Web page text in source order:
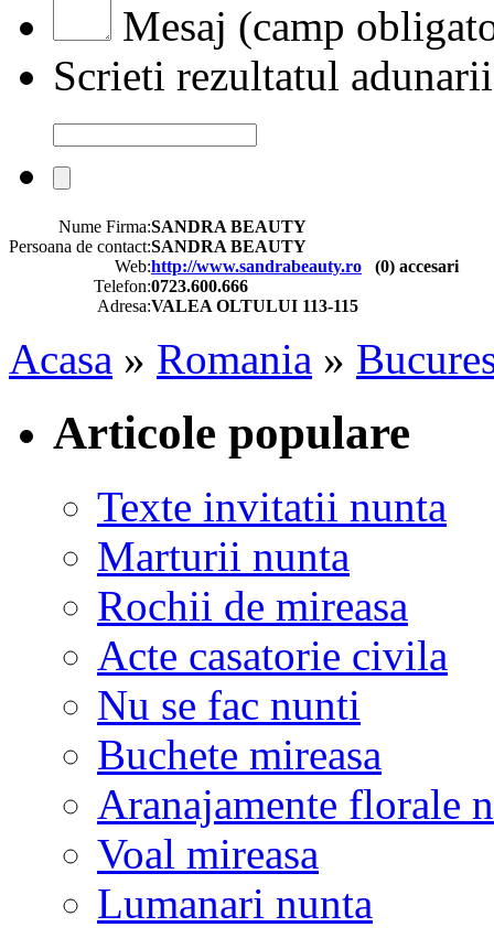
Mesaj (camp
Scrieti rezultatul adunarii
Nume Firma:SANDRA BEAUTY
Persoana de contact:SANDRA BEAUTY
Web:http://www.sandrabeauty.ro (0) accesari
Telefon:0723.600.666
Adresa:VALEA OLTULUI 113-115
Acasa » Romania »
Articole populare
Texte invitatii nunta
Marturii nunta
Rochii de mireasa
Acte casatorie civila
Nu se fac nunti
Buchete mireasa
Aranajamente florale
Voal mireasa
Lumanari nunta